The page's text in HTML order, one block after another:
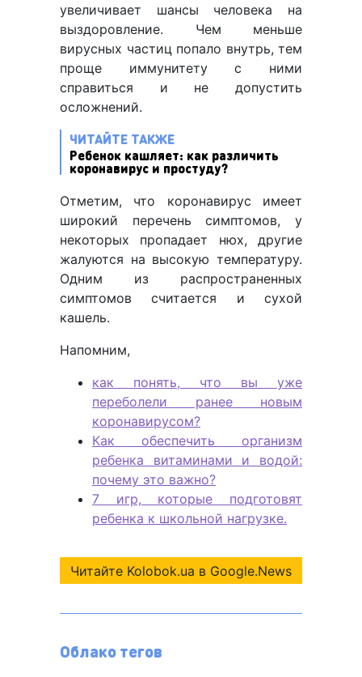
увеличивает шансы человека на
выздоровление. Чем меньше
вирусных частиц попало внутрь, тем
проще иммунитету с ними
справиться и не допустить
осложнений.
ЧИТАЙТЕ ТАКЖЕ
Ребенок кашляет: как различить
коронавирус и простуду?
Отметим, что коронавирус имеет
широкий перечень симптомов, у
некоторых пропадает нюх, другие
жалуются на высокую температуру.
Одним из распространенных
симптомов считается и сухой
кашель.
Напомним,
как понять, что вы уже
переболели ранее новым
коронавирусом?
Как обеспечить организм
ребенка витаминами и водой:
почему это важно?
7 игр, которые подготовят
ребенка к школьной нагрузке.
Читайте Kolobok.ua в Google.News
Облако тегов